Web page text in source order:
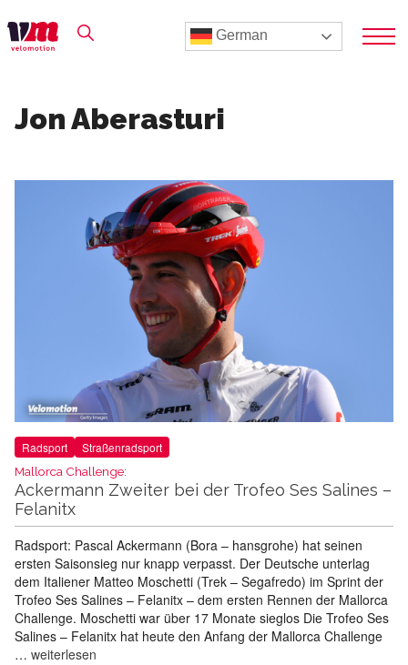
German
Jon Aberasturi
Radsport Straßenradsport
Mallorca Challenge:
Ackermann Zweiter bei der Trofeo Ses Salines –
Felanitx
Radsport: Pascal Ackermann (Bora – hansgrohe) hat seinen
ersten Saisonsieg nur knapp verpasst. Der Deutsche unterlag
dem Italiener Matteo Moschetti (Trek – Segafredo) im Sprint der
Trofeo Ses Salines – Felanitx – dem ersten Rennen der Mallorca
Challenge. Moschetti war über 17 Monate sieglos Die Trofeo Ses
Salines – Felanitx hat heute den Anfang der Mallorca Challenge
… weiterlesen